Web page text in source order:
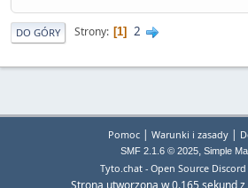
DO GÓRY Strony 1 2
Pomoc| Warunki i zasady|
SMF 2.1.6 © 2025, Simple
Tyto.chat - Open Source